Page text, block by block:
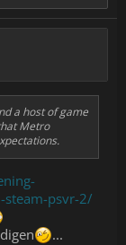
a host of game
Metro
steam-psvr-2/
...